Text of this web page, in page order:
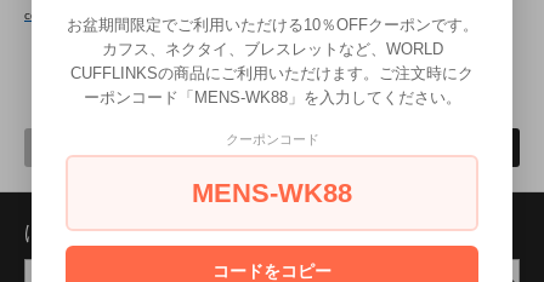
5,940円(税込)
7,920円(税込)
82商品中1- 12商品
ほかの商品を探す
お盆期間限定でご利用いただける10％OFFクーポンです。
カフス、ネクタイ、ブレスレットなど、WORLD
CUFFLINKSの商品にご利用いただけます。ご注文時にク
ーポンコード「MENS-WK88」を入力してください。
クーポンコード
MENS-WK88
コードをコピー